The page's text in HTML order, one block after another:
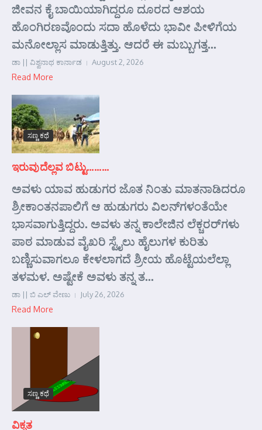
ಜೀವನ ಕೈ ಬಾಯಿಯಾಗಿದ್ದರೂ ದೂರದ ಆಶಯ
ಹೊಂಗಿರಣವೊಂದು ಸದಾ ಹೊಳೆದು ಭಾವೀ ಪೀಳಿಗೆಯ
ಮನೋಲ್ಲಾಸ ಮಾಡುತ್ತಿತ್ತು. ಆದರೆ ಈ ಮಬ್ಬುಗತ್ತ...
ಡಾ || ವಿಶ್ವನಾಥ ಕಾರ್ನಾಡ August 2, 2026
Read More
ಸಣ್ಣ ಕಥೆ
ಇರುವುದೆಲ್ಲವ ಬಿಟ್ಟು………
ಅವಳು ಯಾವ ಹುಡುಗರ ಜೊತ ನಿಂತು ಮಾತನಾಡಿದರೂ
ಶ್ರೀಕಾಂತನಪಾಲಿಗೆ ಆ ಹುಡುಗರು ವಿಲನ್‌ಗಳಂತೆಯೇ
ಭಾಸವಾಗುತ್ತಿದ್ದರು. ಅವಳು ತನ್ನ ಕಾಲೇಜಿನ ಲೆಕ್ಚರರ್‌ಗಳು
ಪಾಠ ಮಾಡುವ ವೈಖರಿ ಸ್ಟೈಲು ಹೈಲುಗಳ ಕುರಿತು
ಬಣ್ಣಿಸುವಾಗಲೂ ಕೇಳಲಾಗದೆ ಶ್ರೀಯ ಹೊಟ್ಟೆಯಲೆಲ್ಲಾ
ತಳಮಳ. ಅಷ್ಟೇಕೆ ಅವಳು ತನ್ನ ತ...
ಡಾ || ಬಿ ಎಲ್ ವೇಣು July 26, 2026
Read More
ಸಣ್ಣ ಕಥೆ
ವಿಕೃತ